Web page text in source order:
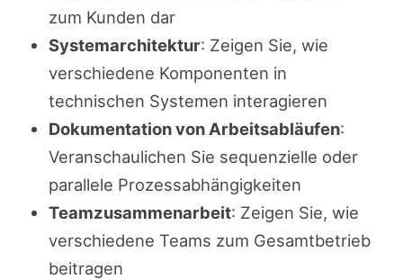
zum Kunden dar
Systemarchitektur: Zeigen Sie, wie
verschiedene Komponenten in
technischen Systemen interagieren
Dokumentation von Arbeitsabläufen:
Veranschaulichen Sie sequenzielle oder
parallele Prozessabhängigkeiten
Teamzusammenarbeit: Zeigen Sie, wie
verschiedene Teams zum Gesamtbetrieb
beitragen